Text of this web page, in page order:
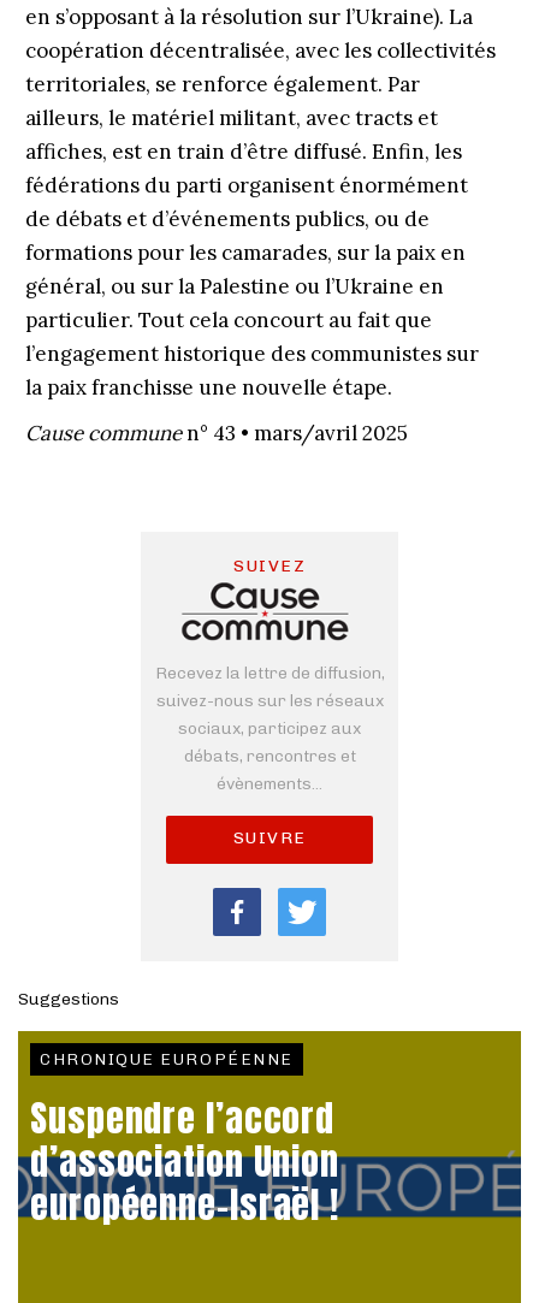
en s’opposant à la résolution sur l’Ukraine). La
coopération décentralisée, avec les collectivités
territoriales, se renforce également. Par
ailleurs, le matériel militant, avec tracts et
affiches, est en train d’être diffusé. Enfin, les
fédérations du parti organisent énormément
de débats et d’événements publics, ou de
formations pour les camarades, sur la paix en
général, ou sur la Palestine ou l’Ukraine en
particulier. Tout cela concourt au fait que
l’engagement historique des communistes sur
la paix franchisse une nouvelle étape.
Cause communen° 43 • mars/avril 2025
SUIVEZ
Recevez la lettre de diffusion,
suivez-nous sur les réseaux
sociaux, participez aux
débats, rencontres et
évènements...
SUIVRE
Suggestions
CHRONIQUE EUROPÉENNE
Suspendre l’accord
d’association Union
européenne-Israël !